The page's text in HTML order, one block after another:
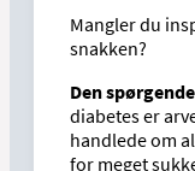
Mangler du
snakken?
Den
diabetes er
handlede om
for meget